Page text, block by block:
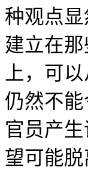
种观点
建立在
上，可
仍然不
官员产
望可能